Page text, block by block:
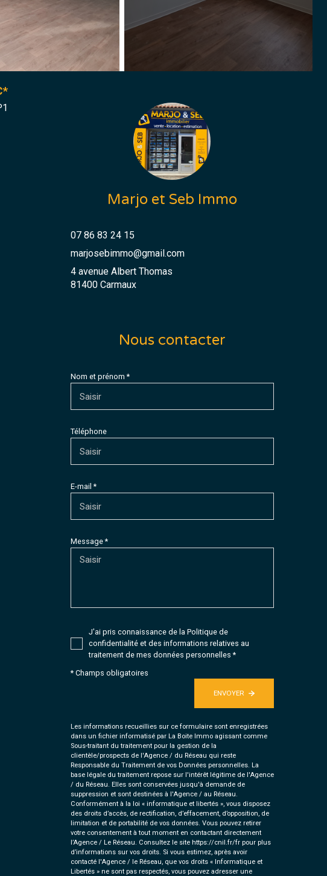
Marjo et Seb Immo
07 86 83 24 15
marjosebimmo@gmail.com
4 avenue Albert Thomas
81400 Carmaux
Nous contacter
Nom et prénom *
Téléphone
E-mail *
Message *
J'ai pris connaissance de la Politique de
confidentialité et des informations relatives au
traitement de mes données personnelles *
* Champs obligatoires
ENVOYER
Les informations recueillies sur ce formulaire sont enregistrées
dans un fichier informatisé par La Boite Immo agissant comme
Sous-traitant du traitement pour la gestion de la
clientèle/prospects de l'Agence / du Réseau qui reste
Responsable du Traitement de vos Données personnelles. La
base légale du traitement repose sur l'intérêt légitime de l'Agence
/ du Réseau. Elles sont conservées jusqu'à demande de
suppression et sont destinées à l'Agence / au Réseau.
Conformément à la loi « informatique et libertés », vous disposez
des droits d’accès, de rectification, d’effacement, d’opposition, de
limitation et de portabilité de vos données. Vous pouvez retirer
votre consentement à tout moment en contactant directement
l’Agence / Le Réseau. Consultez le site https://cnil.fr/frpour plus
d’informations sur vos droits. Si vous estimez, après avoir
contacté l'Agence / le Réseau, que vos droits « Informatique et
Libertés » ne sont pas respectés, vous pouvez adresser une